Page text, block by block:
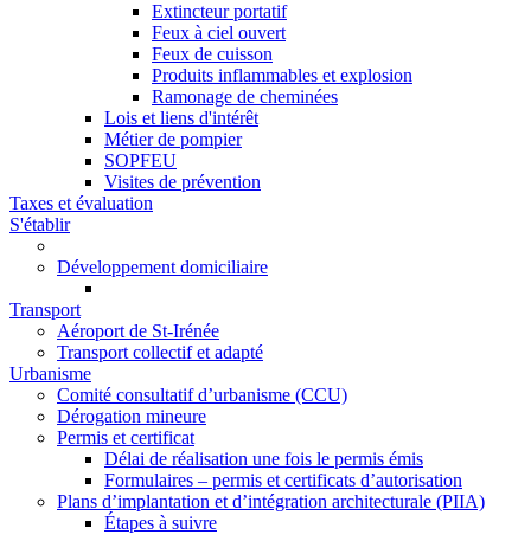
Extincteur portatif
Feux à ciel ouvert
Feux de cuisson
Produits inflammables et explosion
Ramonage de cheminées
Lois et liens d'intérêt
Métier de pompier
SOPFEU
Visites de prévention
Taxes et évaluation
S'établir
Développement domiciliaire
Transport
Aéroport de St-Irénée
Transport collectif et adapté
Urbanisme
Comité consultatif d’urbanisme (CCU)
Dérogation mineure
Permis et certificat
Délai de réalisation une fois le permis émis
Formulaires – permis et certificats d’autorisation
Plans d’implantation et d’intégration architecturale (PIIA)
Étapes à suivre